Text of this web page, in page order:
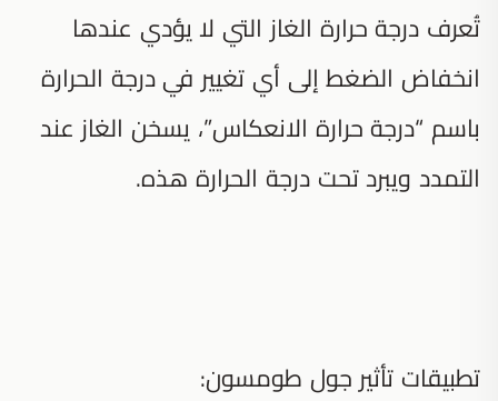
تُعرف درجة حرارة الغاز التي لا يؤدي عندها
انخفاض الضغط إلى أي تغيير في درجة الحرارة
باسم “درجة حرارة الانعكاس”، يسخن الغاز عند
التمدد ويبرد تحت درجة الحرارة هذه.
تطبيقات تأثير جول طومسون: